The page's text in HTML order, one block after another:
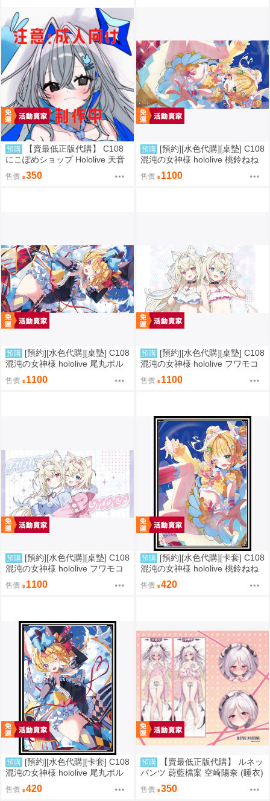
預購
【賣最低正版代購】 C108
にこぽめショップ Hololive 天音
彼方 かなた Kanata 抱枕套 0830
售價 350
預購 [預約][水色代購][桌墊] C108
混沌の女神様 hololive 桃鈴ねね
彩虹ver
售價 1100
預購 [預約][水色代購][桌墊] C108
混沌の女神様 hololive 尾丸ポル
カ 魔術ver
售價 1100
預購 [預約][水色代購][桌墊] C108
混沌の女神様 hololive フワモコ
泳裝ver
售價 1100
預購 [預約][水色代購][桌墊] C108
混沌の女神様 hololive フワモコ
冬裝ver
售價 1100
預購 [預約][水色代購][卡套] C108
混沌の女神様 hololive 桃鈴ねね
彩虹ver
售價 420
預購 [預約][水色代購][卡套] C108
混沌の女神様 hololive 尾丸ポル
カ 魔術ver
售價 420
預購
【賣最低正版代購】 ルネッ
パンツ 蔚藍檔案 空崎陽奈 (睡衣)
ヒナ 抱枕套 0905
售價 350